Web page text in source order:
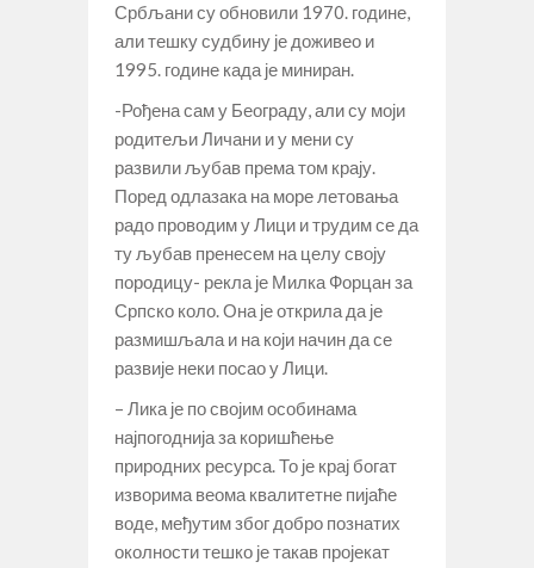
Србљани су обновили 1970. године,
али тешку судбину је доживео и
1995. године када је миниран.
-Рођена сам у Београду, али су моји
родитељи Личани и у мени су
развили љубав према том крају.
Поред одлазака на море летовања
радо проводим у Лици и трудим се да
ту љубав пренесем на целу своју
породицу- рекла је Милка Форцан за
Српско коло. Она је открила да је
размишљала и на који начин да се
развије неки посао у Лици.
– Лика је по својим особинама
најпогоднија за коришћење
природних ресурса. То је крај богат
изворима веома квалитетне пијаће
воде, међутим због добро познатих
околности тешко је такав пројекат